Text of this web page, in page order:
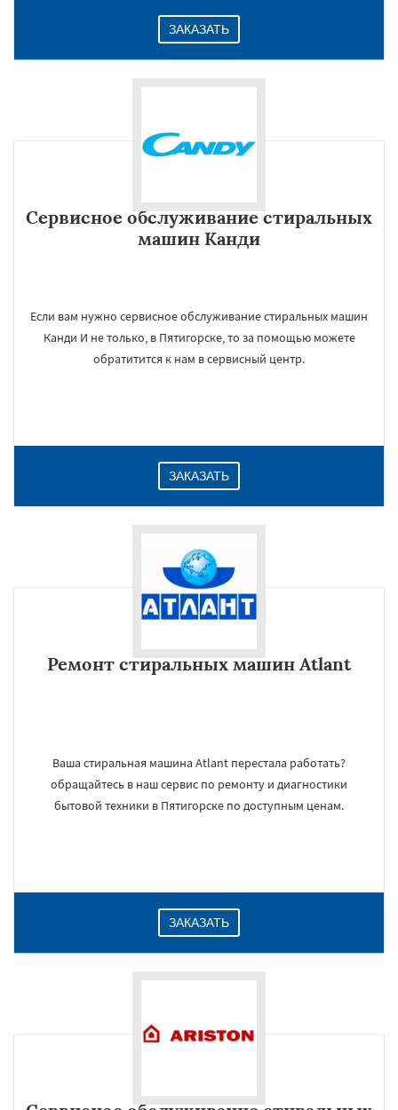
ЗАКАЗАТЬ
Сервисное обслуживание стиральных
машин Канди
Если вам нужно сервисное обслуживание стиральных машин
Канди И не только, в Пятигорске, то за помощью можете
обратитится к нам в сервисный центр.
ЗАКАЗАТЬ
Ремонт стиральных машин Atlant
Ваша стиральная машина Atlant перестала работать?
обращайтесь в наш сервис по ремонту и диагностики
бытовой техники в Пятигорске по доступным ценам.
ЗАКАЗАТЬ